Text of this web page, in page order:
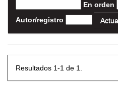
En orden
Autor/registro
Resultados 1-1 de 1.